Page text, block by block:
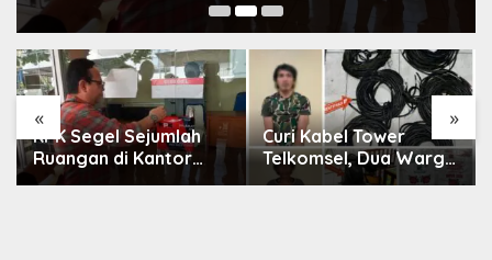
« »
KPK Segel Sejumlah
Ruangan di Kantor
Pemkab Muara Enim,
Curi Kabel Tower
Telkomsel, Dua Warga
Lengkiti Diciduk Polisi